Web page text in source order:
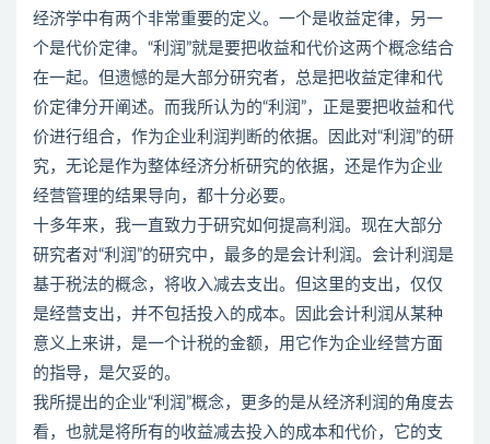
经济学中有两个非常重要的定义。一个是收益定律，另一
个是代价定律。“利润”就是要把收益和代价这两个概念结合
在一起。但遗憾的是大部分研究者，总是把收益定律和代
价定律分开阐述。而我所认为的“利润”，正是要把收益和代
价进行组合，作为企业利润判断的依据。因此对“利润”的研
究，无论是作为整体经济分析研究的依据，还是作为企业
经营管理的结果导向，都十分必要。
十多年来，我一直致力于研究如何提高利润。现在大部分
研究者对“利润”的研究中，最多的是会计利润。会计利润是
基于税法的概念，将收入减去支出。但这里的支出，仅仅
是经营支出，并不包括投入的成本。因此会计利润从某种
意义上来讲，是一个计税的金额，用它作为企业经营方面
的指导，是欠妥的。
我所提出的企业“利润”概念，更多的是从经济利润的角度去
看，也就是将所有的收益减去投入的成本和代价，它的支